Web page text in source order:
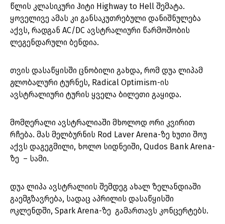
წლის კლასიკური ჰიტი Highway to Hell შემატა.
ყოველივე ამას კი განსაკუთრებული დანიშნულება
აქვს, რადგან AC/DC ავსტრალიური წარმოშობის
ლეგენდარული ბენდია.
თვის დასაწყისში ცნობილი გახდა, რომ დუა ლიპამ
გლობალური ტურნეს, Radical Optimism-ის
ავსტრალიური ტურის ყველა ბილეთი გაყიდა.
მომღერალი ავსტრალიაში მხოლოდ ორი კვირით
რჩება. მას მელბურნის Rod Laver Arena-ზე ხუთი შოუ
აქვს დაგეგმილი, ხოლო სიდნეიში, Qudos Bank Arena-
ზე – სამი.
დუა ლიპა ავსტრალიის შემდეგ ახალ ზელანდიაში
გაემგზავრება, სადაც აპრილის დასაწყისში
ოკლენდში, Spark Arena-ზე გამართავს კონცერტებს.